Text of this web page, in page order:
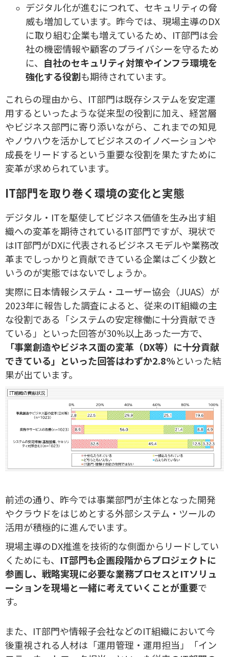
デジタル化が進むにつれて、セキュリティの脅
威も増加しています。昨今では、現場主導のDX
に取り組む企業も増えているため、IT部門は会
社の機密情報や顧客のプライバシーを守るため
に、 自社のセキュリティ対策やインフラ環境を
強化する役割も期待されています。
これらの理由から、IT部門は既存システムを安定運
用するといったような従来型の役割に加え、経営層
やビジネス部門に寄り添いながら、これまでの知見
やノウハウを活かしてビジネスのイノベーションや
成長をリードするという重要な役割を果たすために
変革が求められています。
IT部門を取り巻く環境の変化と実態
デジタル・ITを駆使してビジネス価値を生み出す組
織への変革を期待されているIT部門ですが、現状で
はIT部門がDXに代表されるビジネスモデルや業務改
革までしっかりと貢献できている企業はごく少数と
いうのが実態ではないでしょうか。
実際に日本情報システム・ユーザー協会（JUAS）が
2023年に報告した調査によると、従来のIT組織の主
な役割である「システムの安定稼働に十分貢献でき
ている」といった回答が30%以上あった一方で、
「事業創造やビジネス面の変革（DX等）に十分貢献
できている」といった回答はわずか2.8%といった結
果が出ています。
前述の通り、昨今では事業部門が主体となった開発
やクラウドをはじめとする外部システム・ツールの
活用が積極的に進んでいます。
現場主導のDX推進を技術的な側面からリードしてい
くためにも、 IT部門も企画段階からプロジェクトに
参画し、戦略実現に必要な業務プロセスとITソリュ
ーションを現場と一緒に考えていくことが重要で
す。
また、IT部門や情報子会社などのIT組織において今
後重視される人材は「運用管理・運用担当」「イン